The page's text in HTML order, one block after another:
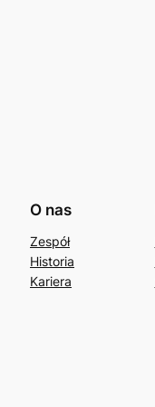
O nas
Zespół
Historia
Kariera